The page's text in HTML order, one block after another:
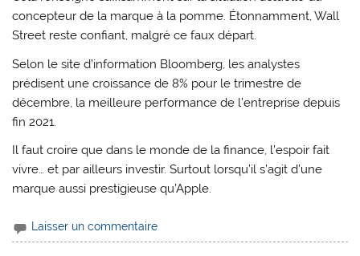
concepteur de la marque à la pomme. Étonnamment, Wall
Street reste confiant, malgré ce faux départ.
Selon le site d’information Bloomberg, les analystes
prédisent une croissance de 8% pour le trimestre de
décembre, la meilleure performance de l’entreprise depuis
fin 2021.
Il faut croire que dans le monde de la finance, l’espoir fait
vivre… et par ailleurs investir. Surtout lorsqu’il s’agit d’une
marque aussi prestigieuse qu’Apple.
Laisser un commentaire